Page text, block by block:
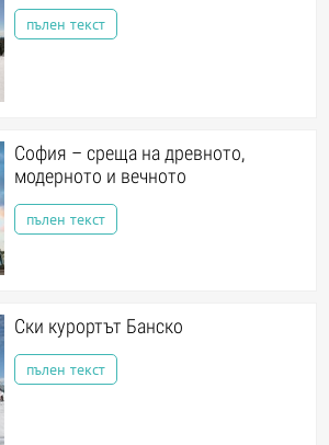
пълен текст
София – среща на древното,
модерното и вечното
пълен текст
Ски курортът Банско
пълен текст